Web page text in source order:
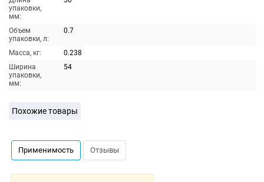
упаковки,
мм:
Объем
упаковки, л:
0.7
Масса, кг:
0.238
Ширина
упаковки,
мм:
54
Похожие товары
Применимость Отзывы